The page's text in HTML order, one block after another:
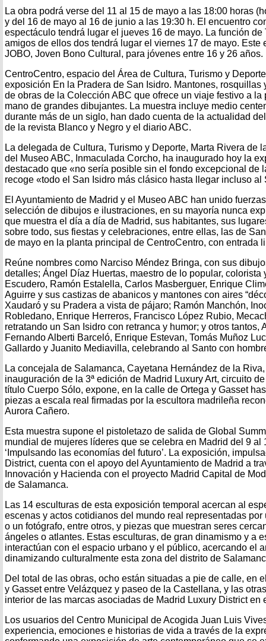
La obra podrá verse del 11 al 15 de mayo a las 18:00 horas
y del 16 de mayo al 16 de junio a las 19:30 h. El encuentro
espectáculo tendrá lugar el jueves 16 de mayo. La función de
amigos de ellos dos tendrá lugar el viernes 17 de mayo. Este
JOBO, Joven Bono Cultural, para jóvenes entre 16 y 26 años.
CentroCentro, espacio del Área de Cultura, Turismo y
exposición En la Pradera de San Isidro. Mantones, rosquillas
de obras de la Colección ABC que ofrece un viaje festivo a la
mano de grandes dibujantes. La muestra incluye medio
durante más de un siglo, han dado cuenta de la actualidad
de la revista Blanco y Negro y el diario ABC.
La delegada de Cultura, Turismo y Deporte, Marta Rivera de
del Museo ABC, Inmaculada Corcho, ha inaugurado hoy la
destacado que «no sería posible sin el fondo excepcional de
recoge «todo el San Isidro más clásico hasta llegar incluso al
El Ayuntamiento de Madrid y el Museo ABC han unido
selección de dibujos e ilustraciones, en su mayoría nunca
que muestra el día a día de Madrid, sus habitantes, sus
sobre todo, sus fiestas y celebraciones, entre ellas, las de
de mayo en la planta principal de CentroCentro, con entrada
Reúne nombres como Narciso Méndez Bringa, con sus
detalles; Ángel Díaz Huertas, maestro de lo popular, colorista
Escudero, Ramón Estalella, Carlos Masberguer, Enrique
Aguirre y sus castizas de abanicos y mantones con aires
Xaudaró y su Pradera a vista de pájaro; Ramón Manchón,
Robledano, Enrique Herreros, Francisco López Rubio,
retratando un San Isidro con retranca y humor; y otros tantos,
Fernando Alberti Barceló, Enrique Estevan, Tomás Muñoz
Gallardo y Juanito Mediavilla, celebrando al Santo con
La concejala de Salamanca, Cayetana Hernández de la
inauguración de la 3ª edición de Madrid Luxury Art, circuito
título Cuerpo Sólo, expone, en la calle de Ortega y Gasset
piezas a escala real firmadas por la escultora madrileña
Aurora Cañero.
Esta muestra supone el pistoletazo de salida de Global
mundial de mujeres líderes que se celebra en Madrid del 9 al
‘Impulsando las economías del futuro’. La exposición,
District, cuenta con el apoyo del Ayuntamiento de Madrid a
Innovación y Hacienda con el proyecto Madrid Capital de
de Salamanca.
Las 14 esculturas de esta exposición temporal acercan al
escenas y actos cotidianos del mundo real representadas por
o un fotógrafo, entre otros, y piezas que muestran seres
ángeles o atlantes. Estas esculturas, de gran dinamismo y a
interactúan con el espacio urbano y el público, acercando el
dinamizando culturalmente esta zona del distrito de
Del total de las obras, ocho están situadas a pie de calle, en
y Gasset entre Velázquez y paseo de la Castellana, y las
interior de las marcas asociadas de Madrid Luxury District en
Los usuarios del Centro Municipal de Acogida Juan Luis
experiencia, emociones e historias de vida a través de la